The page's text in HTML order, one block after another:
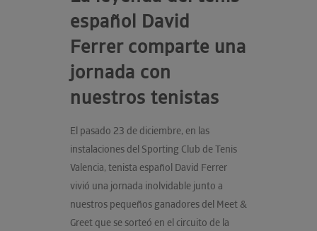
español David
Ferrer comparte una
jornada con
nuestros tenistas
El pasado 23 de diciembre, en las
instalaciones del Sporting Club de Tenis
Valencia, tenista español David Ferrer
vivió una jornada inolvidable junto a
nuestros pequeños ganadores del Meet &
Greet que se sorteó en el circuito de la